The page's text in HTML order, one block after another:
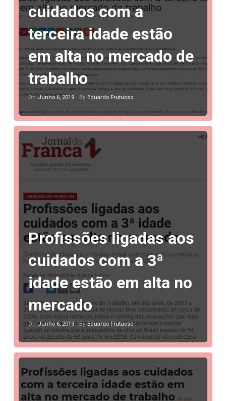
cuidados com a
terceira idade estão
em alta no mercado de
trabalho
On Junho 6, 2019 By Eduardo Frutuoso
Profissões ligadas aos
cuidados com a 3ª
idade estão em alta no
mercado
On Junho 6, 2019 By Eduardo Frutuoso